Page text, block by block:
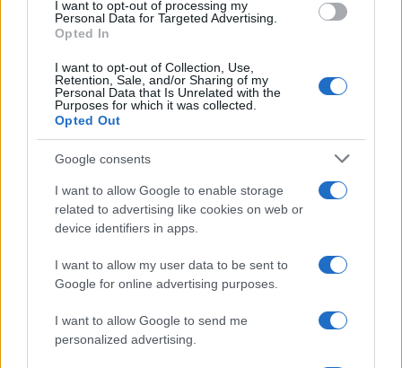
I want to opt-out of processing my
Personal Data for Targeted Advertising.
Opted In
I want to opt-out of Collection, Use,
Retention, Sale, and/or Sharing of my
Personal Data that Is Unrelated with the
Purposes for which it was collected.
Opted Out
Google consents
I want to allow Google to enable storage
related to advertising like cookies on web or
device identifiers in apps.
I want to allow my user data to be sent to
Google for online advertising purposes.
I want to allow Google to send me
personalized advertising.
ΤΟ ΠΑΡΟΝ ΤΗΣ ΚΥΡΙΑΚΗΣ